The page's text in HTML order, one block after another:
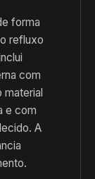
forma
refluxo
com
material
e com
A